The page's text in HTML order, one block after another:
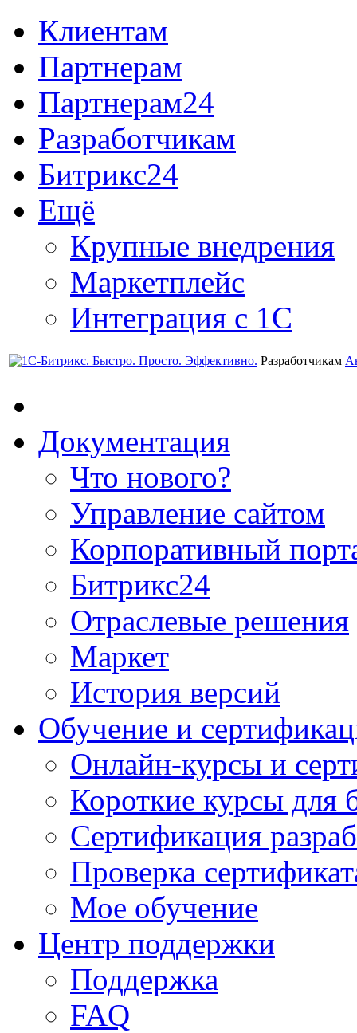
Клиентам
Партнерам
Партнерам24
Разработчикам
Битрикс24
Ещё
Крупные внедрения
Маркетплейс
Интеграция с 1С
Разработчикам
Документация
Что нового?
Управление сайтом
Корпоративный
Битрикс24
Отраслевые решения
Маркет
История версий
Обучение и
Онлайн-курсы и
Короткие курсы для
Сертификация
Проверка
Мое обучение
Центр поддержки
Поддержка
FAQ